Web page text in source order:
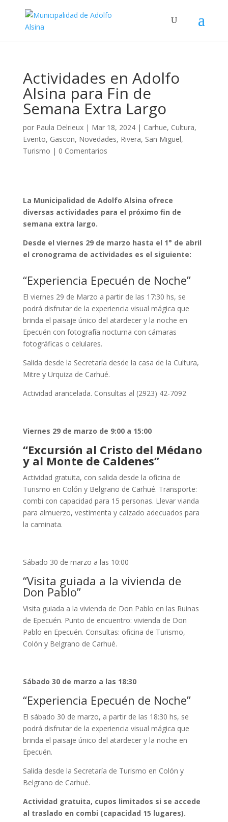
Actividades en Adolfo
Alsina para Fin de
Semana Extra Largo
por Paula Delrieux| Mar 18, 2024| Carhue, Cultura,
Evento, Gascon, Novedades, Rivera, San Miguel,
Turismo | 0 Comentarios
La Municipalidad de Adolfo Alsina ofrece
diversas actividades para el próximo fin de
semana extra largo.
Desde el viernes 29 de marzo hasta el 1° de abril
el cronograma de actividades es el siguiente:
“Experiencia Epecuén de Noche”
El viernes 29 de Marzo a partir de las 17:30 hs, se
podrá disfrutar de la experiencia visual mágica que
brinda el paisaje único del atardecer y la noche en
Epecuén con fotografía nocturna con cámaras
fotográficas o celulares.
Salida desde la Secretaría desde la casa de la Cultura,
Mitre y Urquiza de Carhué.
Actividad arancelada. Consultas al (2923) 42-7092
Viernes 29 de marzo de 9:00 a 15:00
“Excursión al Cristo del Médano
y al Monte de Caldenes”
Actividad gratuita, con salida desde la oficina de
Turismo en Colón y Belgrano de Carhué. Transporte:
combi con capacidad para 15 personas. Llevar vianda
para almuerzo, vestimenta y calzado adecuados para
la caminata.
Sábado 30 de marzo a las 10:00
“Visita guiada a la vivienda de
Don Pablo”
Visita guiada a la vivienda de Don Pablo en las Ruinas
de Epecuén. Punto de encuentro: vivienda de Don
Pablo en Epecuén. Consultas: oficina de Turismo,
Colón y Belgrano de Carhué.
Sábado 30 de marzo a las 18:30
“Experiencia Epecuén de Noche”
El sábado 30 de marzo, a partir de las 18:30 hs, se
podrá disfrutar de la experiencia visual mágica que
brinda el paisaje único del atardecer y la noche en
Epecuén.
Salida desde la Secretaría de Turismo en Colón y
Belgrano de Carhué.
Actividad gratuita, cupos limitados si se accede
al traslado en combi (capacidad 15 lugares).